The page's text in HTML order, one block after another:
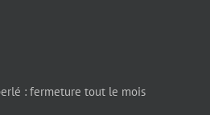
: fermeture tout le mois